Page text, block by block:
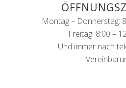
Montag – Donnerstag:
Freitag: 8:00 –
Und immer nach